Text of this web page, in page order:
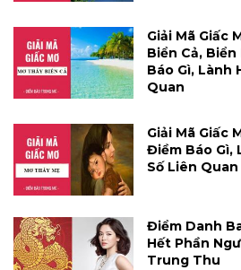
Giải Mã Giấc
Biển Cả,
Báo Gì, Lành
Quan
Giải Mã Giấc
Điềm Báo Gì,
Số Liên Quan
Điểm Danh
Hết Phần
Trung Thu